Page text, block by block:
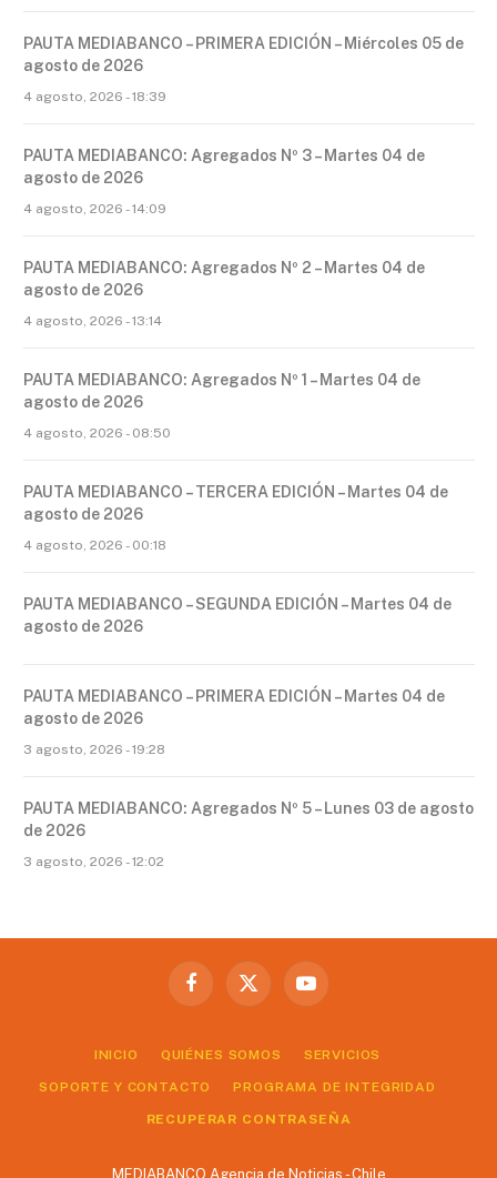
PAUTA MEDIABANCO – PRIMERA EDICIÓN – Miércoles 05 de
agosto de 2026
4 agosto, 2026 - 18:39
PAUTA MEDIABANCO: Agregados Nº 3 – Martes 04 de
agosto de 2026
4 agosto, 2026 - 14:09
PAUTA MEDIABANCO: Agregados Nº 2 – Martes 04 de
agosto de 2026
4 agosto, 2026 - 13:14
PAUTA MEDIABANCO: Agregados Nº 1 – Martes 04 de
agosto de 2026
4 agosto, 2026 - 08:50
PAUTA MEDIABANCO – TERCERA EDICIÓN – Martes 04 de
agosto de 2026
4 agosto, 2026 - 00:18
PAUTA MEDIABANCO – SEGUNDA EDICIÓN – Martes 04 de
agosto de 2026
PAUTA MEDIABANCO – PRIMERA EDICIÓN – Martes 04 de
agosto de 2026
3 agosto, 2026 - 19:28
PAUTA MEDIABANCO: Agregados Nº 5 – Lunes 03 de agosto
de 2026
3 agosto, 2026 - 12:02
Facebook
X
YouTube
INICIO QUIÉNES SOMOS SERVICIOS
SOPORTE Y CONTACTO PROGRAMA DE INTEGRIDAD
RECUPERAR CONTRASEÑA
MEDIABANCO Agencia de Noticias - Chile